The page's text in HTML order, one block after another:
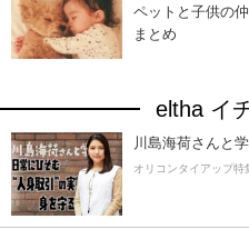
ペットと子供の
まとめ
eltha イ
川島海荷さんと
オリコンタイアップ特